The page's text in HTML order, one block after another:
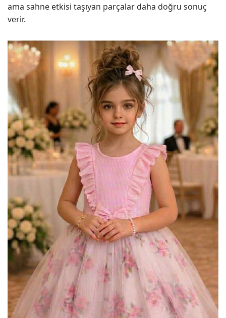
ama sahne etkisi taşıyan parçalar daha doğru sonuç
verir.